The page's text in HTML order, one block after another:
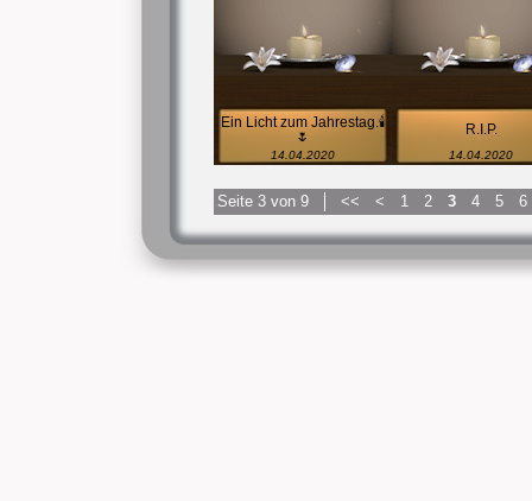
Ein Licht zum Jahrestag.🕯
🌷
14.04.2020
R.I.P.
14.04.2020
Seite 3 von 9 << < 1 2 3 4 5 6